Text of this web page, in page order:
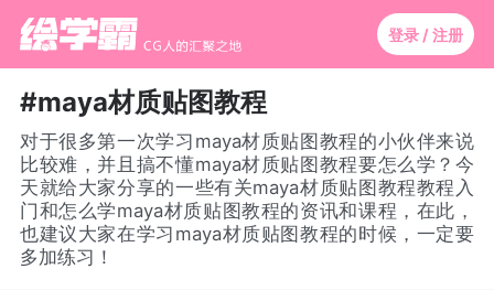
登录 / 注册
#maya材质贴图教程
对于很多第一次学习maya材质贴图教程的小伙伴来说
比较难，并且搞不懂maya材质贴图教程要怎么学？今
天就给大家分享的一些有关maya材质贴图教程教程入
门和怎么学maya材质贴图教程的资讯和课程，在此，
也建议大家在学习maya材质贴图教程的时候，一定要
多加练习！